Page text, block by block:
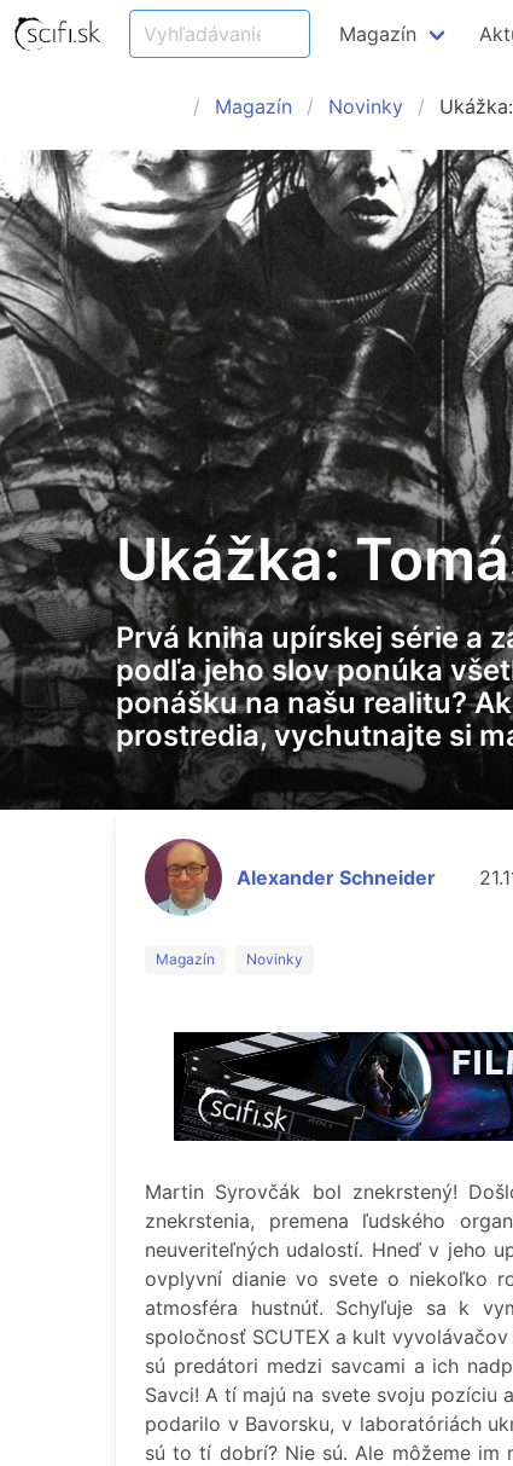
Magazín
Magazín Novinky
Ukážka:
Prvá kniha upírskej série a
podľa jeho slov ponúka
ponášku na našu realitu?
prostredia, vychutnajte si
Alexander Schneider
Magazín Novinky
Martin Syrovčák bol znekrstený!
znekrstenia, premena ľudského
neuveriteľných udalostí. Hneď v jeho
ovplyvní dianie vo svete o niekoľko
atmosféra hustnúť. Schyľuje sa k
spoločnosť SCUTEX a kult
sú predátori medzi savcami a ich
Savci! A tí majú na svete svoju pozíciu
podarilo v Bavorsku, v laboratóriách
sú to tí dobrí? Nie sú. Ale môžeme